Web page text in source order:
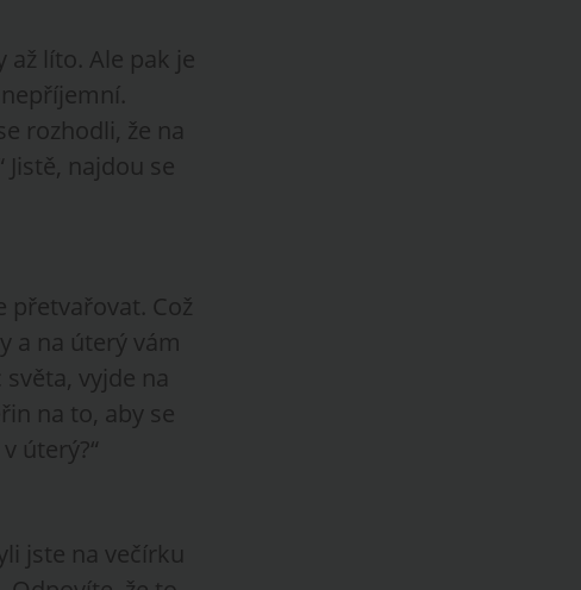
líto. Ale pak je
rozhodli, že na
najdou se
přetvařovat. Což
a na úterý vám
vyjde na
na to, aby se
úterý?“
jste na večírku